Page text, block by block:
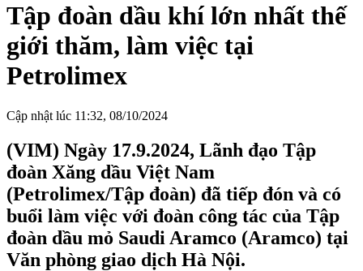
Tập đoàn dầu khí lớn nhất thế
giới thăm, làm việc tại
Petrolimex
Cập nhật lúc 11:32, 08/10/2024
(VIM) Ngày 17.9.2024, Lãnh đạo Tập
đoàn Xăng dầu Việt Nam
(Petrolimex/Tập đoàn) đã tiếp đón và có
buổi làm việc với đoàn công tác của Tập
đoàn dầu mỏ Saudi Aramco (Aramco) tại
Văn phòng giao dịch Hà Nội.